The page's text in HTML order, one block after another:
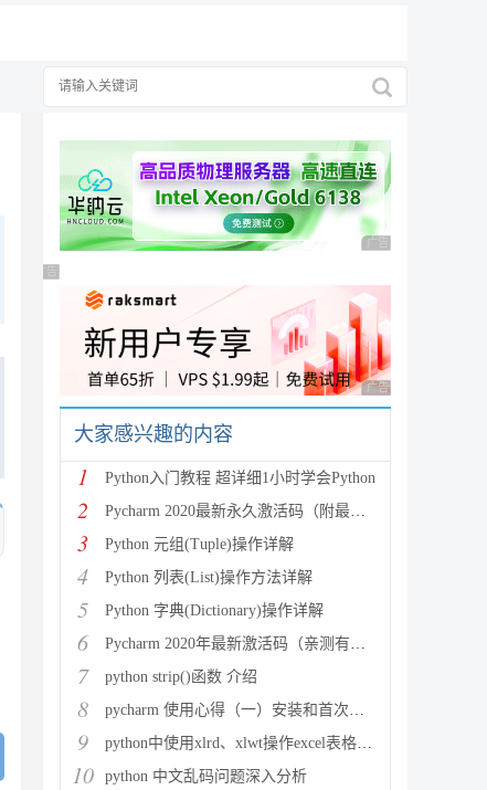
广告 商业广告，理性
广告 商业广告，理性选择
广告 商业广告，理性
大家感兴趣的内容
1 Python入门教程 超详细1小时学会Python
2 Pycharm 2020最新永久激活码（附最新激活码和插件
3 Python 元组(Tuple)操作详解
4 Python 列表(List)操作方法详解
5 Python 字典(Dictionary)操作详解
6 Pycharm 2020年最新激活码（亲测有效）
7 python strip()函数 介绍
8 pycharm 使用心得（一）安装和首次使用
9 python中使用xlrd、xlwt操作excel表格详解
10 python 中文乱码问题深入分析